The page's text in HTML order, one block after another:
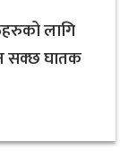
लागि
सक्छ घातक